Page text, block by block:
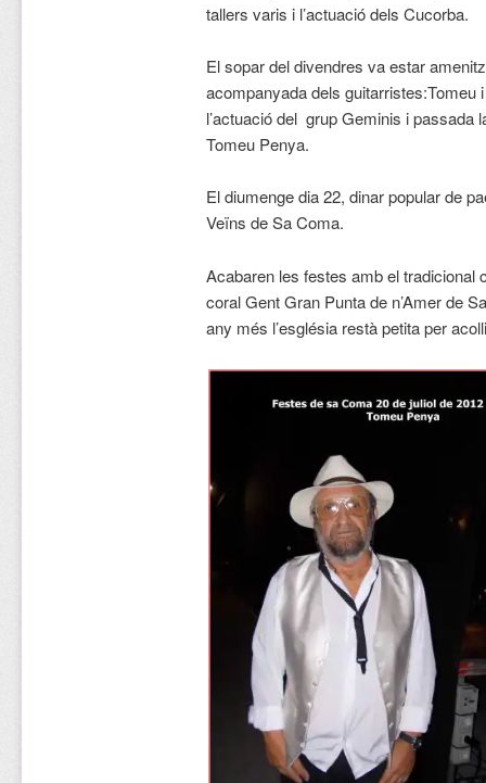
tallers varis i l’actuació dels Cucorba.
El sopar del divendres va estar
acompanyada dels guitarristes:Tomeu
l’actuació del grup Geminis i passada
Tomeu Penya.
El diumenge dia 22, dinar popular de
Veïns de Sa Coma.
Acabaren les festes amb el tradicional
coral Gent Gran Punta de n’Amer de
any més l’església restà petita per